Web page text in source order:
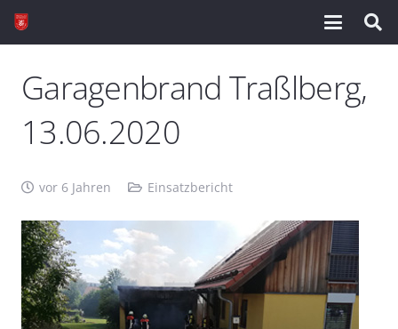
Garagenbrand Traßlberg,
13.06.2020
vor 6 Jahren Einsatzbericht